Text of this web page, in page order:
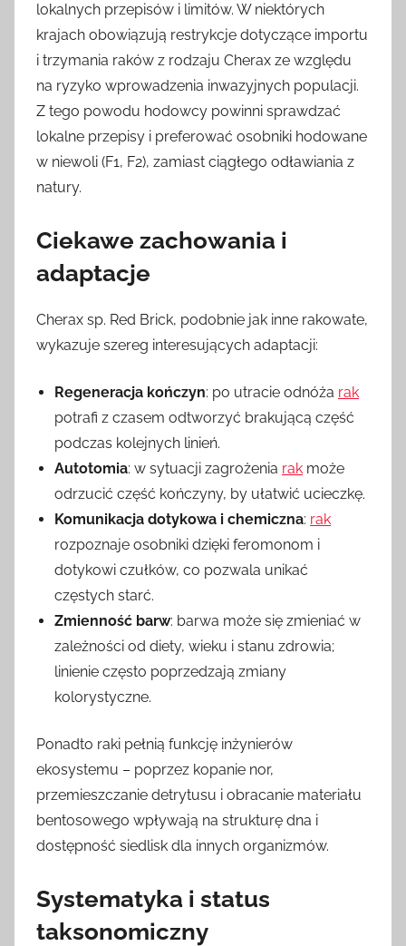
lokalnych przepisów i limitów. W niektórych
krajach obowiązują restrykcje dotyczące importu
i trzymania raków z rodzaju Cherax ze względu
na ryzyko wprowadzenia inwazyjnych populacji.
Z tego powodu hodowcy powinni sprawdzać
lokalne przepisy i preferować osobniki hodowane
w niewoli (F1, F2), zamiast ciągłego odławiania z
natury.
Ciekawe zachowania i
adaptacje
Cherax sp. Red Brick, podobnie jak inne rakowate,
wykazuje szereg interesujących adaptacji:
Regeneracja kończyn: po utracie odnóża rak
potrafi z czasem odtworzyć brakującą część
podczas kolejnych linień.
Autotomia: w sytuacji zagrożenia rak może
odrzucić część kończyny, by ułatwić ucieczkę.
Komunikacja dotykowa i chemiczna: rak
rozpoznaje osobniki dzięki feromonom i
dotykowi czułków, co pozwala unikać
częstych starć.
Zmienność barw: barwa może się zmieniać w
zależności od diety, wieku i stanu zdrowia;
linienie często poprzedzają zmiany
kolorystyczne.
Ponadto raki pełnią funkcję inżynierów
ekosystemu – poprzez kopanie nor,
przemieszczanie detrytusu i obracanie materiału
bentosowego wpływają na strukturę dna i
dostępność siedlisk dla innych organizmów.
Systematyka i status
taksonomiczny